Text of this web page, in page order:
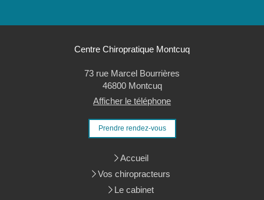
Centre Chiropratique Montcuq
73 rue Marcel Bourrières
46800 Montcuq
Afficher le téléphone
Prendre rendez-vous
Accueil
Vos chiropracteurs
Le cabinet